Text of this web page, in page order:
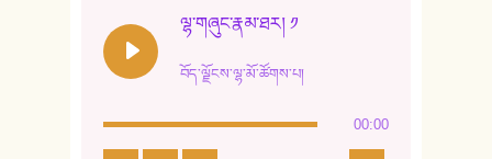
15. ཤམ་པ་ལ་ཡི་སྲས་མོ།
ལྷ་གཞུང་རྣམ་ཐར། ༡
བོད་ལྗོངས་ལྷ་མོ་ཚོགས་པ།
00:00